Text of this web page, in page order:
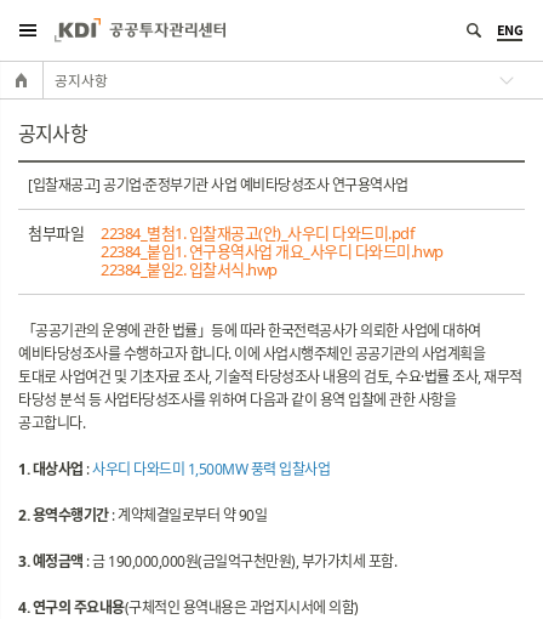
ENG
공지사항
공지사항
[입찰재공고] 공기업·준정부기관 사업 예비타당성조사 연구용역사업
첨부파일
22384_별첨1. 입찰재공고(안)_사우디 다와드미.pdf
22384_붙임1. 연구용역사업 개요_사우디 다와드미.hwp
22384_붙임2. 입찰서식.hwp
「공공기관의 운영에 관한 법률」등에 따라 한국전력공사가 의뢰한 사업에 대하여
예비타당성조사를 수행하고자 합니다. 이에 사업시행주체인 공공기관의 사업계획을
토대로 사업여건 및 기초자료 조사, 기술적 타당성조사 내용의 검토, 수요·법률 조사, 재무적
타당성 분석 등 사업타당성조사를 위하여 다음과 같이 용역 입찰에 관한 사항을
공고합니다.
1. 대상사업 :사우디 다와드미 1,500MW 풍력 입찰사업
2. 용역수행기간: 계약체결일로부터 약 90일
3. 예정금액 : 금 190,000,000원(금일억구천만원), 부가가치세 포함.
4. 연구의 주요내용(구체적인 용역내용은 과업지시서에 의함)